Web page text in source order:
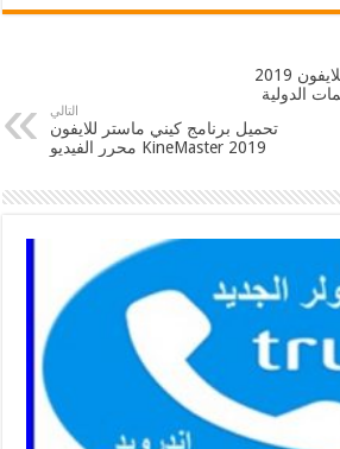
تحميل برنامج بريمو للايفون 2019
التالي
تحميل برنامج كيني ماستر للايفون
2019 KineMaster محرر الفيديو